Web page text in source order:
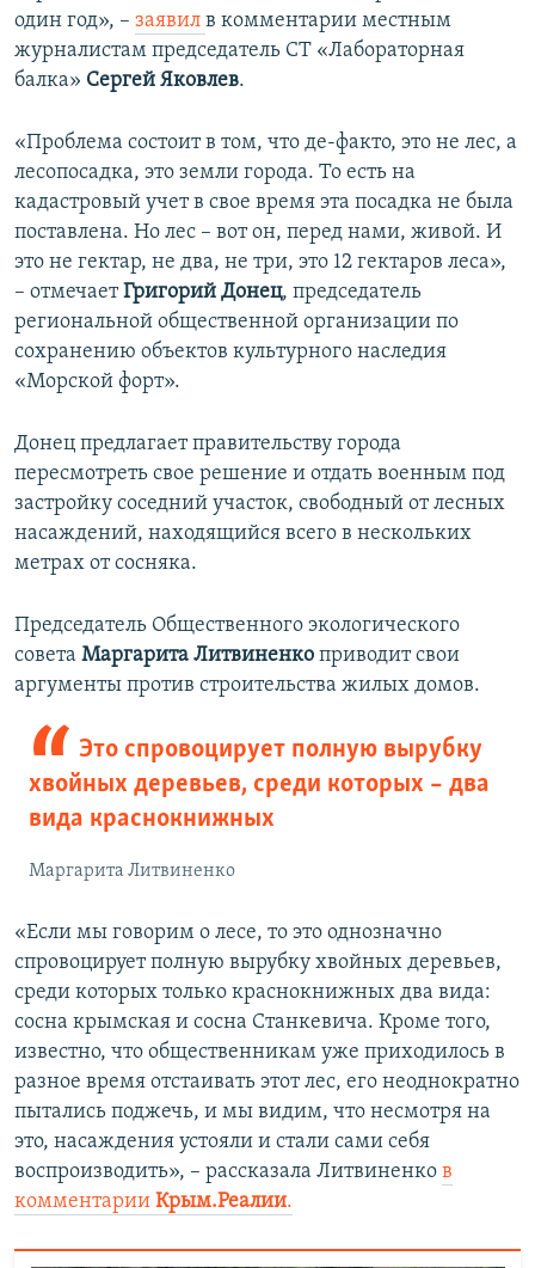
один год», – заявил в комментарии местным
журналистам председатель СТ «Лабораторная
балка» Сергей Яковлев.
«Проблема состоит в том, что де-факто, это не лес, а
лесопосадка, это земли города. То есть на
кадастровый учет в свое время эта посадка не была
поставлена. Но лес – вот он, перед нами, живой. И
это не гектар, не два, не три, это 12 гектаров леса»,
– отмечаетГригорий Донец, председатель
региональной общественной организации по
сохранению объектов культурного наследия
«Морской форт».
Донец предлагает правительству города
пересмотреть свое решение и отдать военным под
застройку соседний участок, свободный от лесных
насаждений, находящийся всего в нескольких
метрах от сосняка.
Председатель Общественного экологического
совета Маргарита Литвиненко приводит свои
аргументы против строительства жилых домов.
Это спровоцирует полную вырубку
хвойных деревьев, среди которых – два
вида краснокнижных
Маргарита Литвиненко
«Если мы говорим о лесе, то это однозначно
спровоцирует полную вырубку хвойных деревьев,
среди которых только краснокнижных два вида:
сосна крымская и сосна Станкевича. Кроме того,
известно, что общественникам уже приходилось в
разное время отстаивать этот лес, его неоднократно
пытались поджечь, и мы видим, что несмотря на
это, насаждения устояли и стали сами себя
воспроизводить», – рассказала Литвиненко в
комментарии Крым.Реалии.